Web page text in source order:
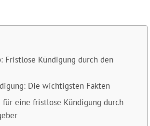
Fristlose Kündigung durch den
Die wichtigsten Fakten
für eine fristlose Kündigung durch